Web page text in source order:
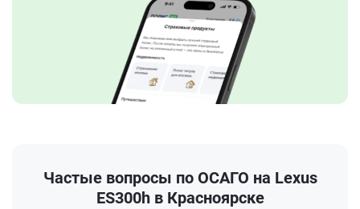
Частые вопросы по ОСАГО на Lexus
ES300h в Красноярске